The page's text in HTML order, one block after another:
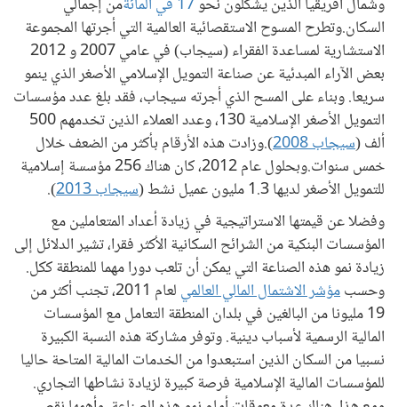
السكان.وتطرح المسوح الاستقصائية العالمية التي أجرتها المجموعة
الاستشارية لمساعدة الفقراء (سيجاب) في عامي 2007 و 2012
بعض الآراء المبدئية عن صناعة التمويل الإسلامي الأصغر الذي ينمو
سريعا. وبناء على المسح الذي أجرته سيجاب، فقد بلغ عدد مؤسسات
التمويل الأصغر الإسلامية 130، وعدد العملاء الذين تخدمهم 500
ألف (سيجاب 2008
).وزادت هذه الأرقام بأكثر من الضعف خلال
خمس سنوات.وبحلول عام 2012، كان هناك 256 مؤسسة إسلامية
للتمويل الأصغر لديها 1.3 مليون عميل نشط (
سيجاب 2013
).
وفضلا عن قيمتها الاستراتيجية في زيادة أعداد المتعاملين مع
المؤسسات البنكية من الشرائح السكانية الأكثر فقرا، تشير الدلائل إلى
زيادة نمو هذه الصناعة التي يمكن أن تلعب دورا مهما للمنطقة ككل.
وحسبمؤشر الاشتمال المالي العالمي
لعام 2011، تجنب أكثر من
19 مليونا من البالغين في بلدان المنطقة التعامل مع المؤسسات
المالية الرسمية لأسباب دينية. وتوفر مشاركة هذه النسبة الكبيرة
نسبيا من السكان الذين استبعدوا من الخدمات المالية المتاحة حاليا
للمؤسسات المالية الإسلامية فرصة كبيرة لزيادة نشاطها التجاري.